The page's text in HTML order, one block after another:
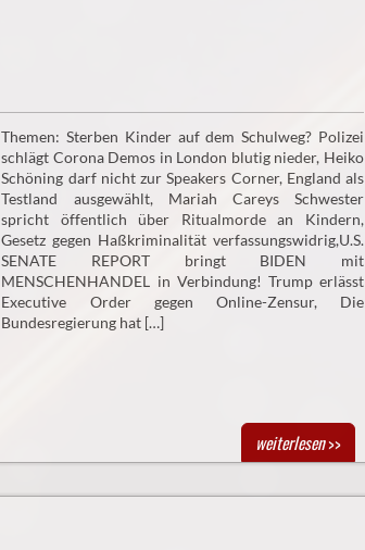
Themen: Sterben Kinder auf dem Schulweg? Polizei
schlägt Corona Demos in London blutig nieder, Heiko
Schöning darf nicht zur Speakers Corner, England als
Testland ausgewählt, Mariah Careys Schwester
spricht öffentlich über Ritualmorde an Kindern,
Gesetz gegen Haßkriminalität verfassungswidrig,U.S.
SENATE REPORT bringt BIDEN mit
MENSCHENHANDEL in Verbindung! Trump erlässt
Executive Order gegen Online-Zensur, Die
Bundesregierung hat […]
weiterlesen>>